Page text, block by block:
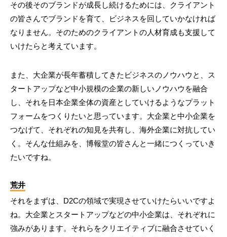
その後そのブランドが成長し続けるためには、クライアント
の皆さんでブランドを育て、ビジネスを回していかなければ
なりません。そのためのクライアントの人材育成も支援して
いけたらと考えています。
また、大企業が長年蓄積してきたビジネスのノウハウと、ス
タートアップなど中小規模の企業の新しいノウハウを融合
し、それを日本企業全体の資産としていけるようなプラット
フォームをつくりたいと思っています。大企業と中小企業を
つなげて、それぞれの知見を共有し、海外企業に対抗してい
く。そんな仕組みを、博報堂の皆さんと一緒につくっていき
たいですね。
荒井
それをまずは、D2Cの領域で実現させていけたらいいですよ
ね。大企業とスタートアップなどの中小企業は、それぞれに
強みがあります。それらをクリエイティブに融合させていく